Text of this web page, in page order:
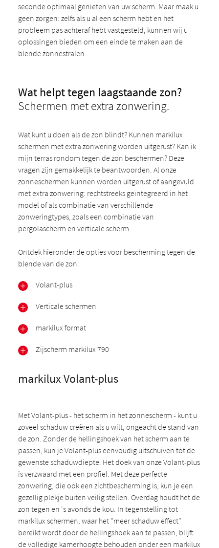
seconde optimaal genieten van uw scherm. Maar maak u
geen zorgen: zelfs als u al een scherm hebt en het
probleem pas achteraf hebt vastgesteld, kunnen wij u
oplossingen bieden om een einde te maken aan de
blende zonnestralen.
Wat helpt tegen laagstaande zon?
Schermen met extra zonwering.
Wat kunt u doen als de zon blindt? Kunnen markilux
schermen met extra zonwering worden uitgerust? Kan ik
mijn terras rondom tegen de zon beschermen? Deze
vragen zijn gemakkelijk te beantwoorden. Al onze
zonneschermen kunnen worden uitgerust of aangevuld
met extra zonwering: rechtstreeks geïntegreerd in het
model of als combinatie van verschillende
zonweringtypes, zoals een combinatie van
pergolascherm en verticale scherm.
Ontdek hieronder de opties voor bescherming tegen de
blende van de zon.
Volant-plus
Verticale schermen
markilux format
Zijscherm markilux 790
markilux Volant-plus
Met Volant-plus - het scherm in het zonnescherm - kunt u
zoveel schaduw creëren als u wilt, ongeacht de stand van
de zon. Zonder de hellingshoek van het scherm aan te
passen, kun je Volant-plus eenvoudig uitschuiven tot de
gewenste schaduwdiepte. Het doek van onze Volant-plus
is verzwaard met een profiel. Met deze perfecte
zonwering, die ook een zichtbescherming is, kun je een
gezellig plekje buiten veilig stellen. Overdag houdt het de
zon tegen en 's avonds de kou. In tegenstelling tot
markilux schermen, waar het "meer schaduw effect"
bereikt wordt door de hellingshoek aan te passen, blijft
de volledige kamerhoogte behouden onder een markilux